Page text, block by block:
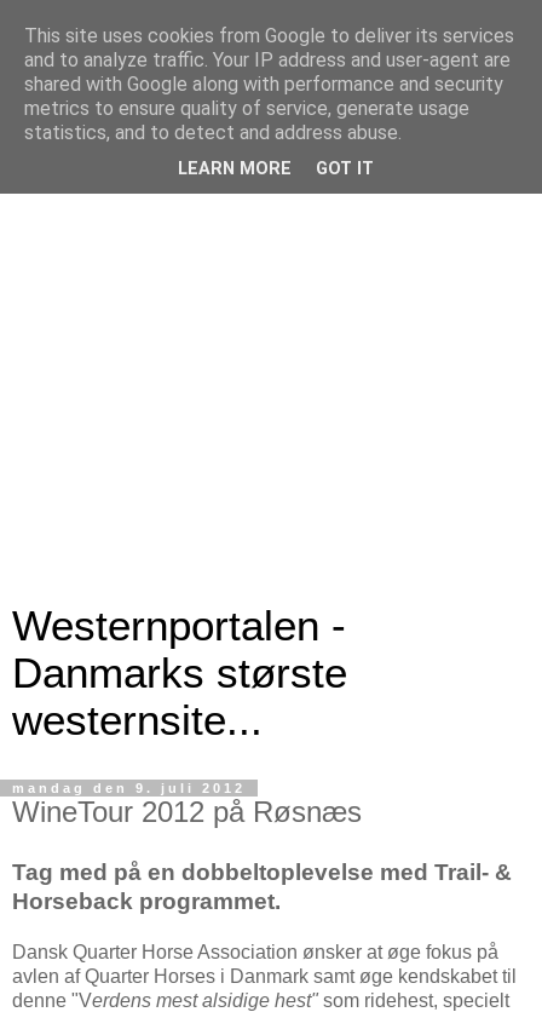
Westernportalen -
Danmarks største
westernsite...
mandag den 9. juli 2012
WineTour 2012 på Røsnæs
Tag med på en dobbeltoplevelse med Trail- &
Horseback programmet.
Dansk Quarter Horse Association ønsker at øge fokus på
avlen af Quarter Horses i Danmark samt øge kendskabet til
denne "Verdens mest alsidige hest" som ridehest, specielt
This site uses cookies from Google to deliver its services
and to analyze traffic. Your IP address and user-agent are
shared with Google along with performance and security
metrics to ensure quality of service, generate usage
statistics, and to detect and address abuse.
LEARN MORE GOT IT